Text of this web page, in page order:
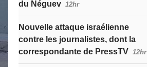
du Néguev 12hr
Nouvelle attaque israélienne
contre les journalistes, dont la
correspondante de PressTV 12hr